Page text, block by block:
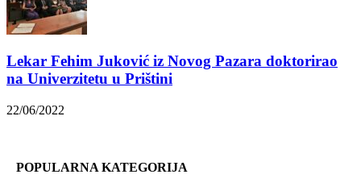
Lekar Fehim Juković iz Novog Pazara doktorirao
na Univerzitetu u Prištini
22/06/2022
POPULARNA KATEGORIJA